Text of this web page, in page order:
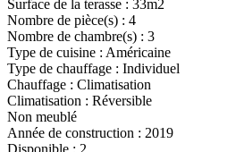
Surface de la terasse : 33m2
Nombre de pièce(s) : 4
Nombre de chambre(s) : 3
Type de cuisine : Américaine
Type de chauffage : Individuel
Chauffage : Climatisation
Climatisation : Réversible
Non meublé
Année de construction : 2019
Disponible : 2